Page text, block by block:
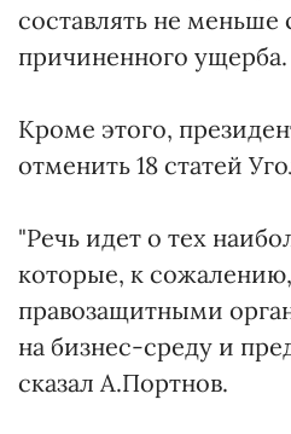
составлять не
причиненного ущерба.
Кроме этого,
отменить 18 статей
"Речь идет о тех
которые, к
правозащитными
на бизнес-среду и
сказал А.Портнов.